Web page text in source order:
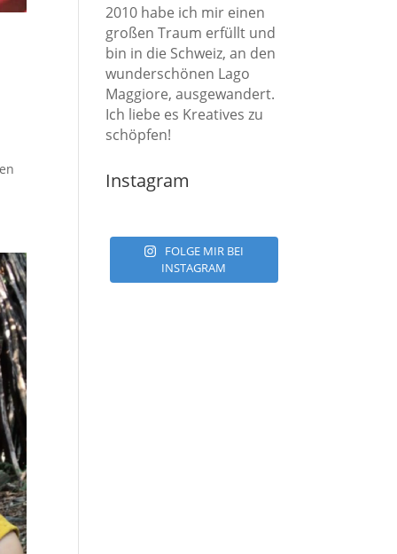
2010 habe ich mir einen
großen Traum erfüllt und
bin in die Schweiz, an den
wunderschönen Lago
Maggiore, ausgewandert.
Ich liebe es Kreatives zu
schöpfen!
Instagram
FOLGE MIR BEI
INSTAGRAM